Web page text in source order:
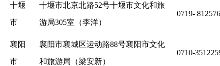
十堰
市
十堰市北京北路52号十堰市文化和旅
游局305室（李洋）
0719-
襄阳
市
襄阳市襄城区运动路88号襄阳市文化
和旅游局（梁安新）
0710-